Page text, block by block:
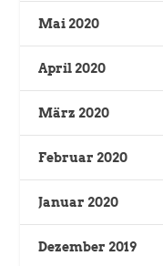
Mai 2020
April 2020
März 2020
Februar 2020
Januar 2020
Dezember 2019